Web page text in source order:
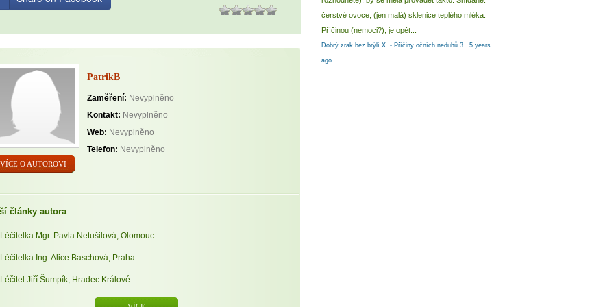
VÍCE O AUTOROVI
PatrikB
Zaměření: Nevyplněno
Kontakt: Nevyplněno
Web: Nevyplněno
Telefon: Nevyplněno
články autora
Léčitelka Mgr. Pavla Netušilová, Olomouc
Léčitelka Ing. Alice Baschová, Praha
Léčitel Jiří Šumpík, Hradec Králové
čerstvé ovoce, (jen malá) sklenice teplého mléka.
Příčinou (nemoci?), je opět...
Dobrý zrak bez brýlí X. - Příčiny očních neduhů 3 · 5 years
ago